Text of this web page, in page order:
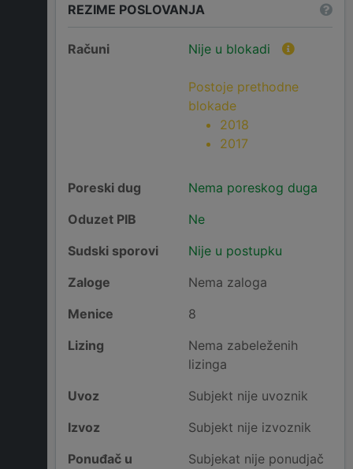
REZIME POSLOVANJA
Računi Nije u blokadi
Postoje prethodne
blokade
2018
2017
Poreski dug
Nema poreskog duga
Oduzet PIB
Ne
Sudski sporovi
Nije u postupku
Zaloge
Nema zaloga
Menice
8
Lizing
Nema zabeleženih
lizinga
Uvoz
Subjekt nije uvoznik
Izvoz
Subjekt nije izvoznik
Ponuđač u
Subjekat nije ponudjač